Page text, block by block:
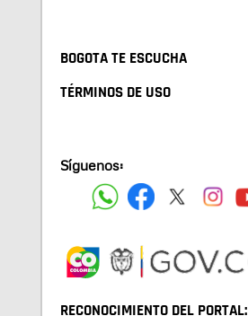
BOGOTA TE ESCUCHA
TÉRMINOS DE USO
Síguenos:
RECONOCIMIENTO DEL PORTAL: